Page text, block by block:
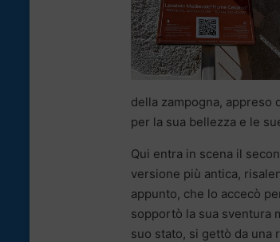
della zampogna, appreso
per la sua bellezza e le
Qui entra in scena il
versione più antica,
appunto, che lo accecò
sopportò la sua sventura
suo stato, si gettò da una